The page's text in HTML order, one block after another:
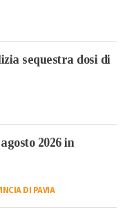
sequestra dosi di
2026 in
DI PAVIA